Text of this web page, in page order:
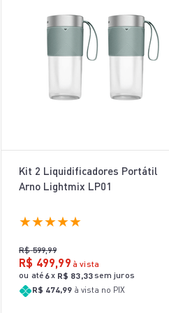
Kit 2 Liquidificadores Portátil
Arno Lightmix LP01
★★★★★
R$ 599,99
R$ 499,99 à vista
ou até 6x R$ 83,33sem juros
R$ 474,99 à vista no PIX